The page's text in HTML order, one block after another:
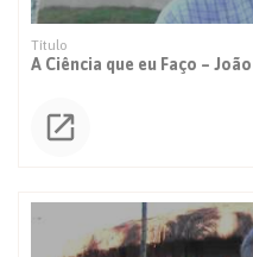
A Ciência que eu Faço –